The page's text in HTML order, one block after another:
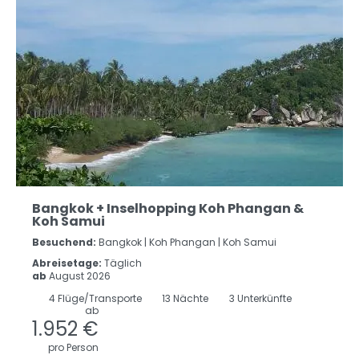
Bangkok + Inselhopping Koh Phangan &
Koh Samui
Besuchend: Bangkok | Koh Phangan | Koh Samui
Abreisetage: Täglich
ab August 2026
4Flüge/Transporte 13 Nächte
3 Unterkünfte
ab
1.952 €
pro Person